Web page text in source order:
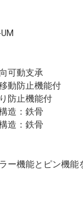
可動支承
動防止機能付
防止機能付
造：鉄骨
造：鉄骨
ー機能とピン機能